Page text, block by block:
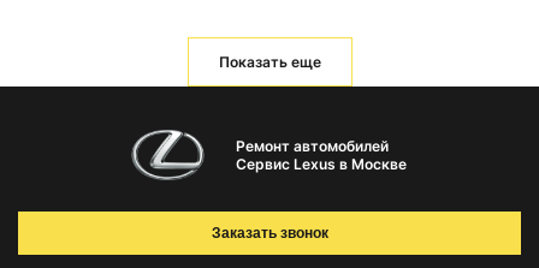
Показать еще
Ремонт автомобилей
Сервис Lexus в Москве
Заказать звонок